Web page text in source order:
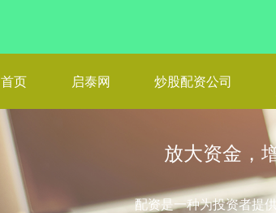
首页 启泰网 炒股配资公司
放大资金，
配资是一种为投资者提